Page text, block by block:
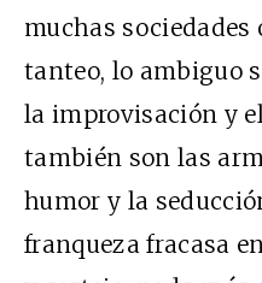
muchas sociedades
tanteo, lo ambiguo
la improvisación y
también son las
humor y la
franqueza fracasa